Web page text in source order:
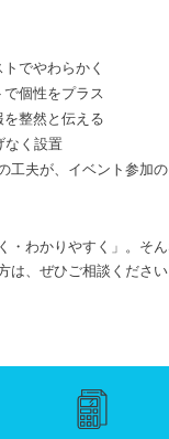
でやわらかく
個性をプラス
整然と伝える
なく設置
工夫が、イベント参加
・わかりやすく」。そ
は、ぜひご相談ください